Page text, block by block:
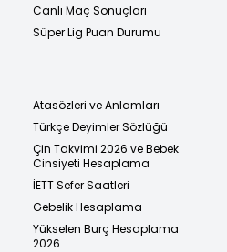
Canlı Maç Sonuçları
Süper Lig Puan Durumu
Atasözleri ve Anlamları
Türkçe Deyimler Sözlüğü
Çin Takvimi 2026 ve Bebek
Cinsiyeti Hesaplama
İETT Sefer Saatleri
Gebelik Hesaplama
Yükselen Burç Hesaplama
2026